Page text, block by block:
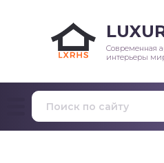
Современная
интерьеры